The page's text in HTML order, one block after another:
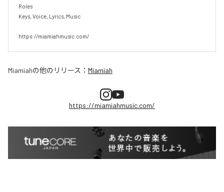
Roles
Keys, Voice, Lyrics, Music
https://miamiahmusic.com/
Miamiahの他のリリース： Miamiah
https://miamiahmusic.com/